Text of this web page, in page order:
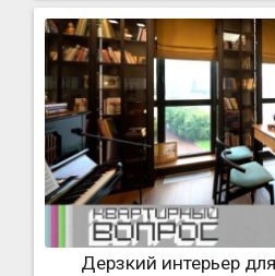
Дерзкий интерьер